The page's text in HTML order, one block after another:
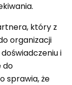
który z
organizacji
i
do
sprawia, że